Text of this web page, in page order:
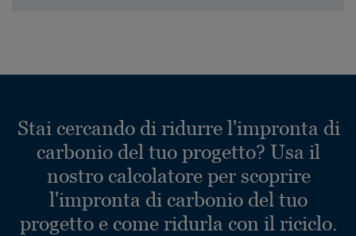
Stai cercando di ridurre l'impronta di
carbonio del tuo progetto? Usa il
nostro calcolatore per scoprire
l'impronta di carbonio del tuo
progetto e come ridurla con il riciclo.